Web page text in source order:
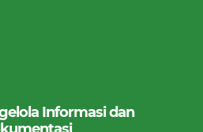
Informasi dan